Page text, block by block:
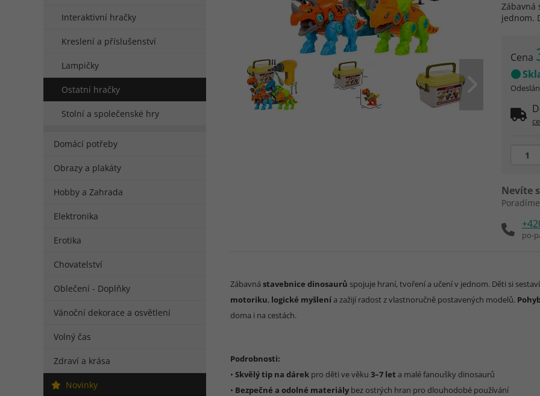
Interaktivní hračky
Kreslení a příslušenství
Lampičky
Ostatní hračky
Stolní a společenské hry
Domácí potřeby
Obrazy a plakáty
Hobby a Zahrada
Elektronika
Erotika
Chovatelství
Oblečení - Doplňky
Vánoční dekorace a osvětlení
Volný čas
Zdraví a krása
Novinky
Zábavná
jednom.
Cena
Nevíte
po-
Zábavná stavebnice dinosaurů spojuje hraní, tvoření a učení v jednom. Děti si sestaví
motoriku, logické myšlenía zažijí radost z vlastnoručně postavených modelů.
doma i na cestách.
Podrobnosti:
• Skvělý tip na dárek pro děti ve věku 3–7 let a malé fanoušky dinosaurů
• Bezpečné a odolné materiály bez ostrých hran pro dlouhodobé používání